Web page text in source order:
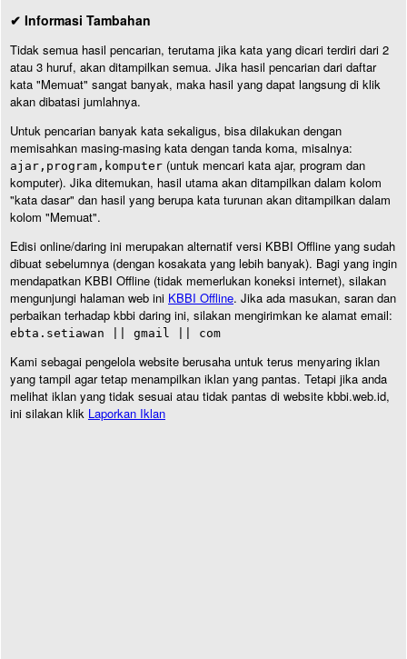
✔ Informasi Tambahan
Tidak semua hasil pencarian, terutama jika kata yang dicari terdiri dari 2
atau 3 huruf, akan ditampilkan semua. Jika hasil pencarian dari daftar
kata "Memuat" sangat banyak, maka hasil yang dapat langsung di klik
akan dibatasi jumlahnya.
Untuk pencarian banyak kata sekaligus, bisa dilakukan dengan
memisahkan masing-masing kata dengan tanda koma, misalnya:
ajar,program,komputer (untuk mencari kata ajar, program dan
komputer). Jika ditemukan, hasil utama akan ditampilkan dalam kolom
"kata dasar" dan hasil yang berupa kata turunan akan ditampilkan dalam
kolom "Memuat".
Edisi online/daring ini merupakan alternatif versi KBBI Offline yang sudah
dibuat sebelumnya (dengan kosakata yang lebih banyak). Bagi yang ingin
mendapatkan KBBI Offline (tidak memerlukan koneksi internet), silakan
mengunjungi halaman web ini KBBI Offline. Jika ada masukan, saran dan
perbaikan terhadap kbbi daring ini, silakan mengirimkan ke alamat email:
ebta.setiawan || gmail || com
Kami sebagai pengelola website berusaha untuk terus menyaring iklan
yang tampil agar tetap menampilkan iklan yang pantas. Tetapi jika anda
melihat iklan yang tidak sesuai atau tidak pantas di website kbbi.web.id,
ini silakan klik Laporkan Iklan